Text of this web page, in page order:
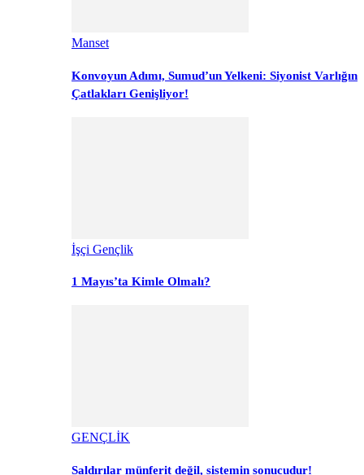
Manset
Konvoyun Adımı, Sumud’un Yelkeni: Siyonist Varlığın
Çatlakları Genişliyor!
İşçi Gençlik
1 Mayıs’ta Kimle Olmalı?
GENÇLİK
Saldırılar münferit değil, sistemin sonucudur!